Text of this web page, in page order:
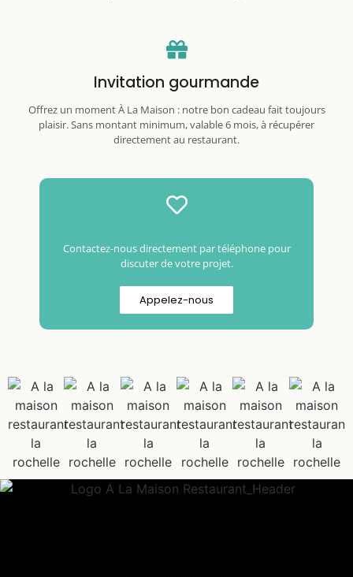
Invitation gourmande
Offrez un moment À La Maison : notre bon cadeau fait toujours
plaisir. Sans montant minimum, valable 6 mois, à récupérer
directement au restaurant.
Contactez-nous directement par téléphone pour
discuter de votre projet.
Appelez-nous